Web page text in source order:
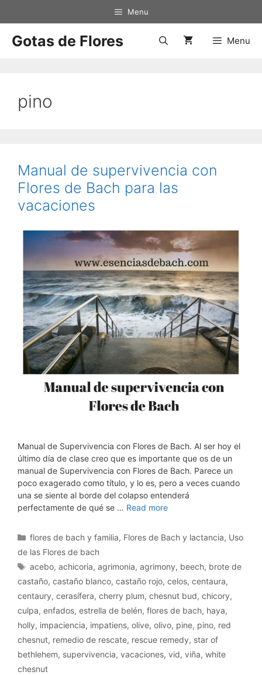
Menu
Gotas de Flores Menu
pino
Manual de supervivencia con
Flores de Bach para las
vacaciones
Manual de Supervivencia con Flores de Bach. Al ser hoy el
último día de clase creo que es importante que os de un
manual de Supervivencia con Flores de Bach. Parece un
poco exagerado como título, y lo es, pero a veces cuando
una se siente al borde del colapso entenderá
perfectamente de qué se … Read more
Categorías
flores de bach y familia, Flores de Bach y lactancia, Uso
de las Flores de bach
Etiquetas
acebo,achicoria,agrimonia,agrimony, beech, brote de
castaño, castaño blanco, castaño rojo, celos, centaura,
centaury, cerasífera, cherry plum, chesnut bud, chicory,
culpa, enfados, estrella de belén, flores de bach, haya,
holly, impaciencia, impatiens, olive, olivo, pine, pino, red
chesnut, remedio de rescate, rescue remedy, star of
bethlehem, supervivencia, vacaciones, vid, viña, white
chesnut